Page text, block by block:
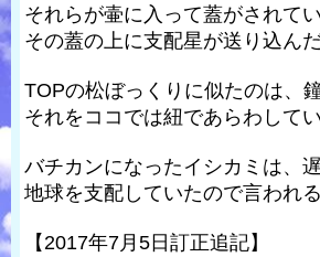
それらが壷に入って蓋がされてい
その蓋の上に支配星が送り込ん
TOPの松ぼっくりに似たのは、
それをココでは紐であらわして
バチカンになったイシカミは、
地球を支配していたので言われ
【2017年7月5日訂正追記】